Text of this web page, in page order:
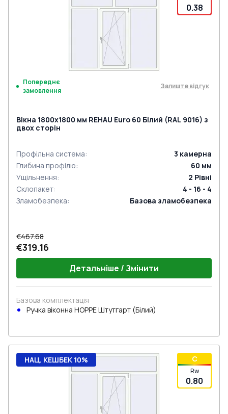
0.38
Попереднє
замовлення
Залиште відгук
Вікна 1800x1800 мм REHAU Euro 60 Білий (RAL 9016) з
двох сторін
Профільна система: 3 камерна
Глибина профілю: 60 мм
Ущільнення: 2 Рівні
Склопакет:
4 - 16 - 4
Зламобезпека: Базова зламобезпека
€467.68
€319.16
Детальніше / Змінити
Базова комплектація
Ручка віконна HOPPE Штутгарт (Білий)
C
Rw
0.80
НАЦ. КЕШБЕК 10%